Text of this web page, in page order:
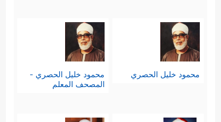
محمود خليل الحصري
محمود خليل الحصري -
المصحف المعلم